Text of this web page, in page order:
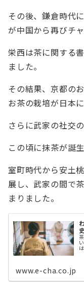
その後、鎌倉時代
が中国から再びチ
栄西は茶に関する
ました。
その結果、京都の
お茶の栽培が日本に
さらに武家の社交
この頃に抹茶が誕生
室町時代から安土
展し、武家の間で
まりました。
www.e-cha.co.jp